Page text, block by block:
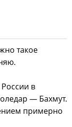
такое
в
— Бахмут.
примерно